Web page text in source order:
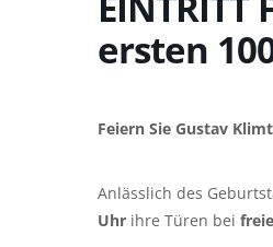
ersten
Feiern Sie Gustav
Anlässlich des
Uhr ihre Türen bei